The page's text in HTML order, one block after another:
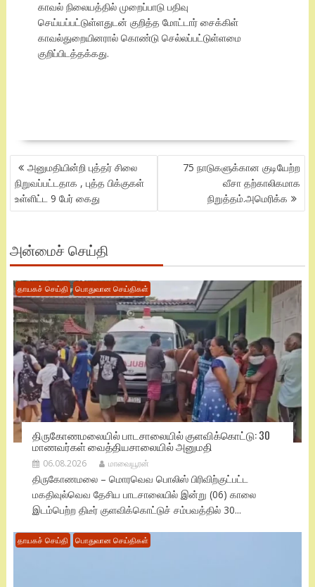
காவல் நிலையத்தில் முறைப்பாடு பதிவு
செய்யப்பட்டுள்ளதுடன் குறித்த மோட்டார் சைக்கிள்
காவல்துறையினரால் கொண்டு செல்லப்பட்டுள்ளமை
குறிப்பிடத்தக்கது.
POST
NAVIGATION
அனுமதியின்றி புத்தர் சிலை
நிறுவப்பட்டதாக , புத்த பிக்குகள்
உள்ளிட்ட 9 பேர் கைது
75 நாடுகளுக்கான குடியேற்ற
வீசா தற்காலிகமாக
நிறுத்தம்.அமெரிக்க
அன்மைச் செய்தி
தாயகச் செய்தி பொதுவான செய்திகள்
திருகோணமலையில் பாடசாலையில் குளவிக்கொட்டு: 30
மாணவர்கள் வைத்தியசாலையில் அனுமதி
06.08.2026 மாவையூரன்
திருகோணமலை – மொரவெவ பொலிஸ் பிரிவிற்குட்பட்ட
மகதிவுல்வெவ தேசிய பாடசாலையில் இன்று (06) காலை
இடம்பெற்ற திடீர் குளவிக்கொட்டுச் சம்பவத்தில் 30...
தாயகச் செய்தி பொதுவான செய்திகள்